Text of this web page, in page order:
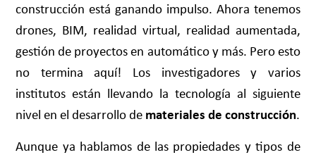
construcción está ganando impulso. Ahora tenemos
drones, BIM, realidad virtual, realidad aumentada,
gestión de proyectos en automático y más. Pero esto
no termina aquí! Los investigadores y varios
institutos están llevando la tecnología al siguiente
nivel en el desarrollo de materiales de construcción.
Aunque ya hablamos de las propiedades y tipos de